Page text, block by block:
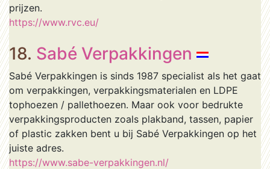
prijzen.
https://www.rvc.eu/
18. Sabé Verpakkingen
Sabé Verpakkingen is sinds 1987 specialist als het gaat
om verpakkingen, verpakkingsmaterialen en LDPE
tophoezen / pallethoezen. Maar ook voor bedrukte
verpakkingsproducten zoals plakband, tassen, papier
of plastic zakken bent u bij Sabé Verpakkingen op het
juiste adres.
https://www.sabe-verpakkingen.nl/